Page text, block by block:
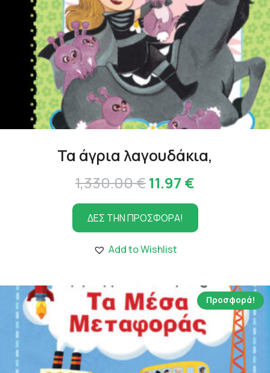
Τα άγρια λαγουδάκια,
1,330.00€Original
price
was:
1,330.00 €.
11.97 €
τρέχουσα
τιμή
ΔΕΣ ΤΗΝ ΠΡΟΣΦΟΡΑ!
Add to Wishlist
Προσφορά!